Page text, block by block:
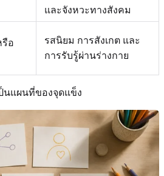
และจังหวะทางสังคม
รือ
รสนิยม การสังเกต และ
การรับรู้ผ่านร่างกาย
นแผนที่ของจุดแข็ง